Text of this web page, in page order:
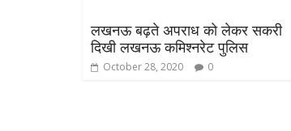
लखनऊ बढ़ते अपराध को लेकर सकरी
दिखी लखनऊ कमिश्नरेट पुलिस
October 28, 2020 0